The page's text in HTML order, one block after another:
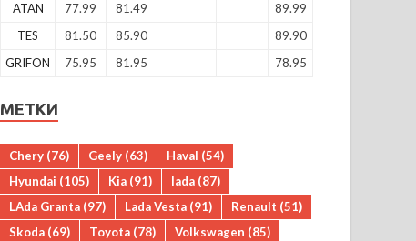
ATAN 77.99 81.49
89.99
TES
81.50 85.90
89.90
GRIFON
75.95 81.95 78.95
МЕТКИ
Chery (76) Geely (63) Haval (54)
Hyundai (105) Kia (91) lada (87)
LAda Granta (97) Lada Vesta (91) Renault (51)
Skoda (69) Toyota (78) Volkswagen (85)